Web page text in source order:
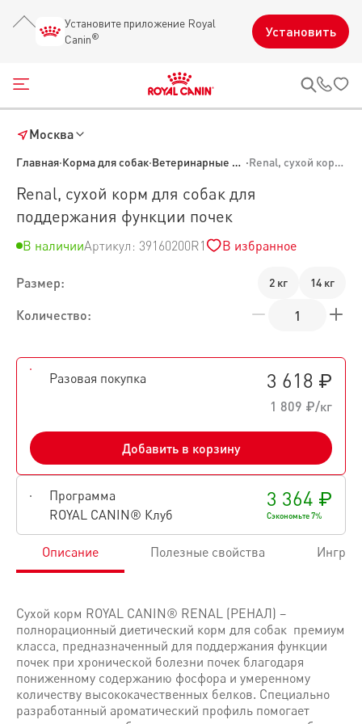
Установите приложение Royal
Canin® Установить
Открыть меню
Главная·Корма для собак· Ветеринарные корма для собак · Renal, сухой корм для собак для поддержания функции почек
Москва
Renal, сухой корм для собак для
поддержания функции почек
В наличииАртикул: 39160200R1 В избранное
Размер: 2 кг 14 кг
Количество:
Разовая покупка 3 618 ₽
1 809 ₽/кг
Добавить в корзину
Программа
ROYAL CANIN® Клуб
3 364 ₽
Сэкономьте 7%
Описание Полезные свойства
Сухой корм ROYAL CANIN® RENAL (РЕНАЛ) –
полнорационный диетический корм для собак премиум
класса, предназначенный для поддержания функции
почек при хронической болезни почек благодаря
пониженному содержанию фосфора и умеренному
количеству высококачественных белков. Специально
разработанный ароматический профиль помогает